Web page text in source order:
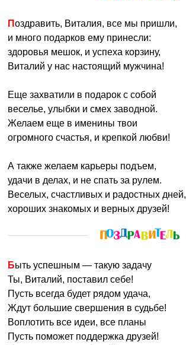
Поздравить, Виталия, все мы пришли,
и много подарков ему принесли:
здоровья мешок, и успеха корзину,
Виталий у нас настоящий мужчина!
Еще захватили в подарок с собой
веселье, улыбки и смех заводной.
Желаем еще в именины твои
огромного счастья, и крепкой любви!
А также желаем карьеры подъем,
удачи в делах, и не спать за рулем.
Веселых, счастливых и радостных дней,
хороших знакомых и верных друзей!
Быть успешным — такую задачу
Ты, Виталий, поставил себе!
Пусть всегда будет рядом удача,
Ждут большие свершения в судьбе!
Воплотить все идеи, все планы
Пусть поможет поддержка друзей!